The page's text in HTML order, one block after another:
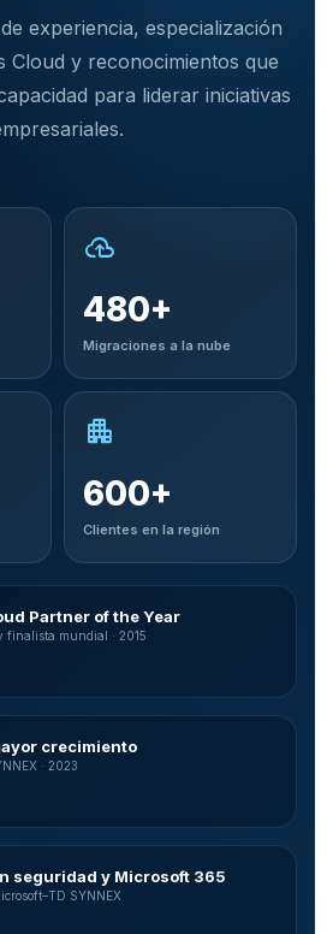
experiencia, especialización
Cloud y reconocimientos que
para liderar iniciativas
cloud_upload
480+
Migraciones a la nube
apartment
600+
Clientes en la región
Partner of the Year
finalista mundial · 2015
crecimiento
· 2023
seguridad y Microsoft 365
SYNNEX